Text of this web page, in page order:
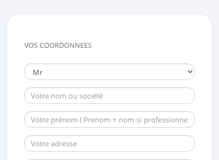
VOS COORDONNEES